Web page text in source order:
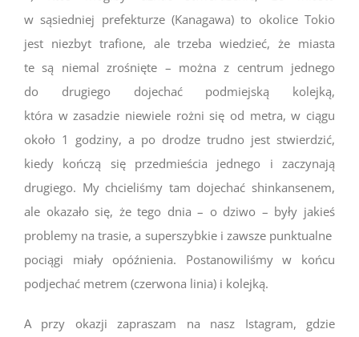
w sąsiedniej prefekturze (Kanagawa) to okolice Tokio
jest niezbyt trafione, ale trzeba wiedzieć, że miasta
te są niemal zrośnięte – można z centrum jednego
do drugiego dojechać podmiejską kolejką,
która w zasadzie niewiele rożni się od metra, w ciągu
około 1 godziny, a po drodze trudno jest stwierdzić,
kiedy kończą się przedmieścia jednego i zaczynają
drugiego. My chcieliśmy tam dojechać shinkansenem,
ale okazało się, że tego dnia – o dziwo – były jakieś
problemy na trasie, a superszybkie i zawsze punktualne
pociągi miały opóźnienia. Postanowiliśmy w końcu
podjechać metrem (czerwona linia) i kolejką.
A przy okazji zapraszam na nasz Istagram, gdzie